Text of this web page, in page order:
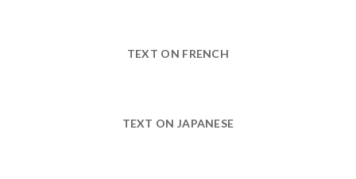
TEXT ON FRENCH
TEXT ON JAPANESE